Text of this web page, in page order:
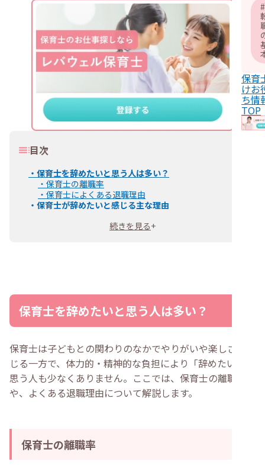
#
保育
けお
ち情
TOP
目次
・ 保育士を辞めたいと思う人は多い？
・ 保育士の離職率
・ 保育士によくある退職理由
・ 保育士が辞めたいと感じる主な理由
仕事の大変さに給与が見合っていない
・【状況別】保育士の辞めたい理由
・ライフステージの変化で両立が難しいと感じる
・ 保育士が仕事を辞めるか迷ったら？
・辞めたいと思う理由を明確にする
・今の職場を辞めたい？保育士自体を辞めたい？
・ 辞めるメリット・デメリットを整理する
・ 家族や友人・同僚など信頼できる人に相談する
・ 保育園以外の職場・企業に転職する
・担任以外のポジションで働く
続きを見る+
保育士を辞めたいと思う人は多い？
保育士は子どもとの関わりのなかでやりがいや楽しさを感
じる一方で、体力的・精神的な負担により「辞めたい」と
思う人も少なくありません。ここでは、保育士の離職率
や、よくある退職理由について解説します。
保育士の離職率